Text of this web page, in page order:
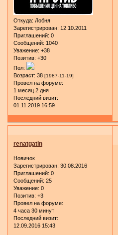
Откуда: Лобня
Зарегистрирован: 12.10.2011
Приглашений: 0
Сообщений: 1040
Уважение: +38
Позитив: +30
Пол:
Возраст: 38 [1987-11-19]
Провел на форуме:
1 месяц 2 дня
Последний визит:
01.11.2019 16:59
renatgatin
Новичок
Зарегистрирован: 30.08.2016
Приглашений: 0
Сообщений: 25
Уважение: 0
Позитив: +3
Провел на форуме:
4 часа 30 минут
Последний визит:
12.09.2016 15:43